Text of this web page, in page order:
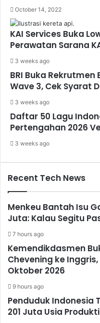
October 14, 2022
KAI Services Buka
Perawatan Sarana
3 weeks ago
BRI Buka Rekrutmen
Wave 3, Cek Syarat
3 weeks ago
Daftar 50 Lagu
Pertengahan 2026
3 weeks ago
Recent Tech News
Menkeu Bantah Isu
Juta: Kalau Segitu
7 hours ago
Kemendikdasmen
Chevening ke
Oktober 2026
9 hours ago
Penduduk Indonesia
201 Juta Usia